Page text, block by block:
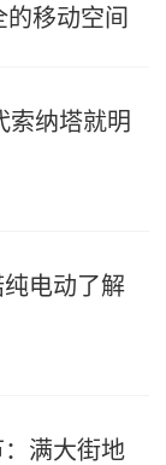
移动空间
索纳塔就明
电动了解
满大街地